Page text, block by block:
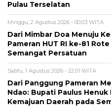
Pulau Terselatan
Minggu, 2 Agustus 2026 - 00:03 WITA
Dari Mimbar Doa Menuju
Pameran HUT RI ke-81
Semangat Persatuan
Sabtu, 1 Agustus 2026 - 22:01 WITA
Dari Panggung Pameran
Ndao: Bupati Paulus Henuk
Kemajuan Daerah pada